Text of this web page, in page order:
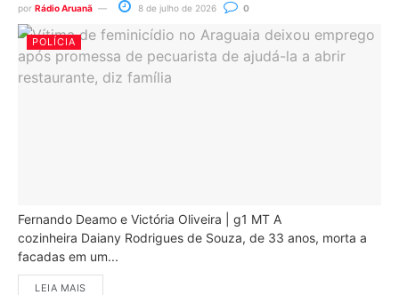
por Rádio Aruanã 8 de julho de 2026 0
POLÍCIA
Fernando Deamo e Victória Oliveira | g1 MT A
cozinheira Daiany Rodrigues de Souza, de 33 anos, morta a
facadas em um...
LEIA MAIS